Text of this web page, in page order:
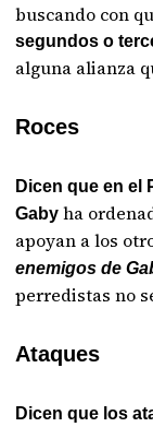
buscando con
segundos o
alguna alianza
Roces
Dicen que en el
Gaby ha
apoyan a los
enemigos de
perredistas no
Ataques
Dicen que los